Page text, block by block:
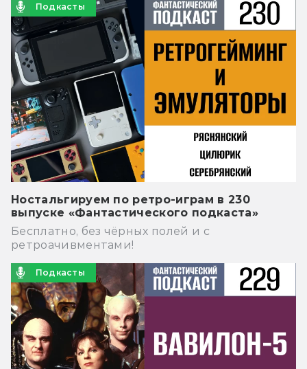
Подкасты
Ностальгируем по ретро-играм в 230
выпуске «Фантастического подкаста»
Бесплатно, без чёрных полей и с
ретроачивментами!
Подкасты